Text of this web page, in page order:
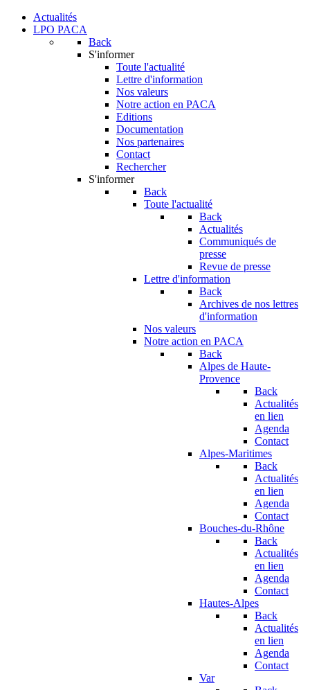
Actualités
LPO PACA
Back
S'informer
Toute l'actualité
Lettre d'information
Nos valeurs
Notre action en PACA
Editions
Documentation
Nos partenaires
Contact
Rechercher
S'informer
Back
Toute l'actualité
Back
Actualités
Communiqués de
presse
Revue de presse
Lettre d'information
Back
Archives de nos lettres
d'information
Nos valeurs
Notre action en PACA
Back
Alpes de Haute-
Provence
Back
Actualités
en lien
Agenda
Contact
Alpes-Maritimes
Back
Actualités
en lien
Agenda
Contact
Bouches-du-Rhône
Back
Actualités
en lien
Agenda
Contact
Hautes-Alpes
Back
Actualités
en lien
Agenda
Contact
Var